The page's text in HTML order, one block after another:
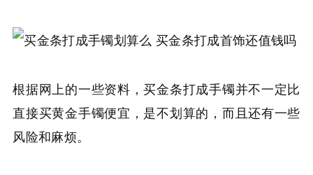
根据网上的一些资料，买金条打成手镯并不一定比
直接买黄金手镯便宜，是不划算的，而且还有一些
风险和麻烦。